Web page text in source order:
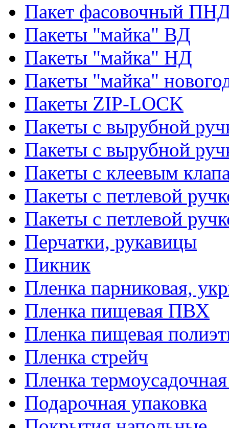
Пакет фасовочный
Пакеты "майка" ВД
Пакеты "майка" НД
Пакеты "майка"
Пакеты ZIP-LOCK
Пакеты с вырубной
Пакеты с вырубной
Пакеты с клеевым
Пакеты с петлевой
Пакеты с петлевой
Перчатки, рукавицы
Пикник
Пленка парниковая,
Пленка пищевая ПВХ
Пленка пищевая
Пленка стрейч
Пленка
Подарочная упаковка